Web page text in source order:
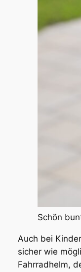
Schön
Auch bei
sicher wie
Fahrradhelm,